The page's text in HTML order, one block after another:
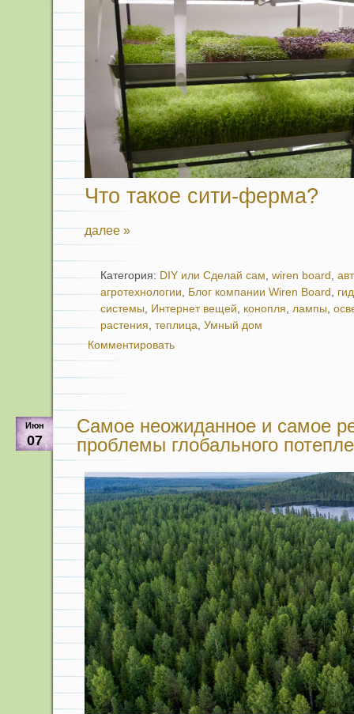
Что такое сити-ферма?
далее »
Категория: DIY или Сделай сам, wiren board ,
агротехнологии, Блог компании Wiren Board ,
системы, Интернет вещей, конопля, лампы,
растения, теплица, Умный дом
Комментировать
Июн
07
Самое неожиданное и самое
проблемы глобального